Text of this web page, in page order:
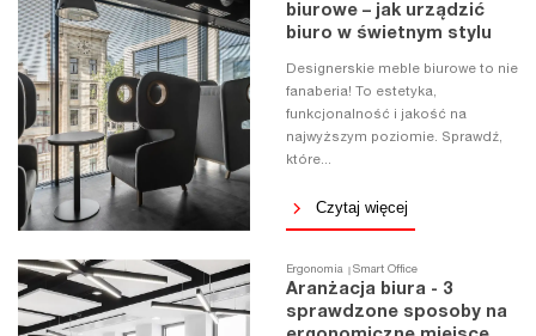
biurowe – jak urządzić
biuro w świetnym stylu
Designerskie meble biurowe to nie
fanaberia! To estetyka,
funkcjonalność i jakość na
najwyższym poziomie. Sprawdź,
które...
Czytaj więcej
Ergonomia Smart Office
Aranżacja biura - 3
sprawdzone sposoby na